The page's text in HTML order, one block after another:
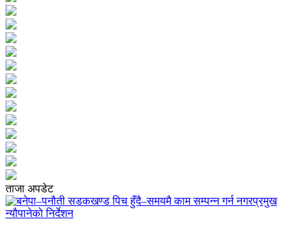
ताजा अपडेट